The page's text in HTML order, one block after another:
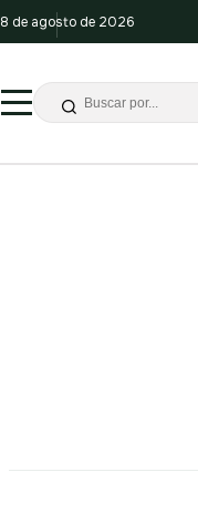
8 de agosto de 2026